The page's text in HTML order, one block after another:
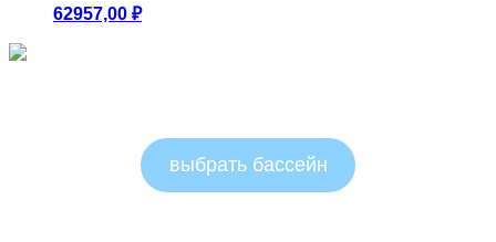
62957,00 ₽
выбрать бассейн